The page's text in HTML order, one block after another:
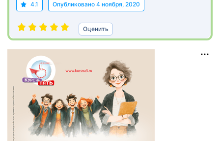
4.1 Опубликовано 4 ноября, 2020
Оценить